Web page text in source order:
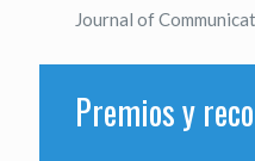
Journal of
Premios y